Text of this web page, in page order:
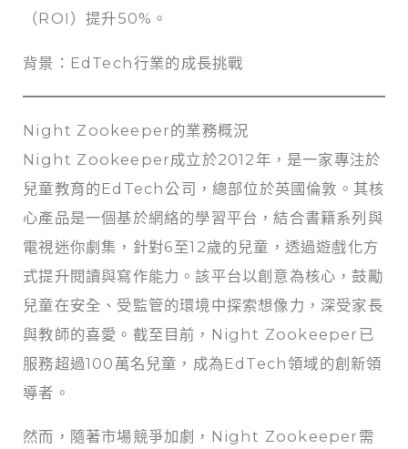
（ROI）提升50%。
背景：EdTech行業的成長挑戰
Night Zookeeper的業務概況
Night Zookeeper成立於2012年，是一家專注於
兒童教育的EdTech公司，總部位於英國倫敦。其核
心產品是一個基於網絡的學習平台，結合書籍系列與
電視迷你劇集，針對6至12歲的兒童，透過遊戲化方
式提升閱讀與寫作能力。該平台以創意為核心，鼓勵
兒童在安全、受監管的環境中探索想像力，深受家長
與教師的喜愛。截至目前，Night Zookeeper已
服務超過100萬名兒童，成為EdTech領域的創新領
導者。
然而，隨著市場競爭加劇，Night Zookeeper需